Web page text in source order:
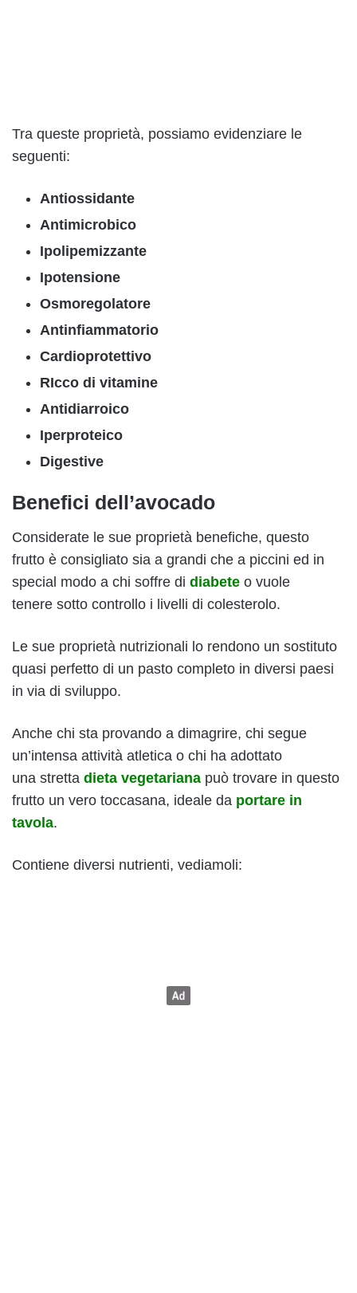
Tra queste proprietà, possiamo evidenziare le
seguenti:
Antiossidante
Antimicrobico
Ipolipemizzante
Ipotensione
Osmoregolatore
Antinfiammatorio
Cardioprotettivo
RIcco di vitamine
Antidiarroico
Iperproteico
Digestive
Benefici dell’avocado
Considerate le sue proprietà benefiche, questo
frutto è consigliato sia a grandi che a piccini ed in
special modo a chi soffre di diabete o vuole
tenere sotto controllo i livelli di colesterolo.
Le sue proprietà nutrizionali lo rendono un sostituto
quasi perfetto di un pasto completo in diversi paesi
in via di sviluppo.
Anche chi sta provando a dimagrire, chi segue
un’intensa attività atletica o chi ha adottato
una stretta dieta vegetariana può trovare in questo
frutto un vero toccasana, ideale da portare in
tavola.
Contiene diversi nutrienti, vediamoli: